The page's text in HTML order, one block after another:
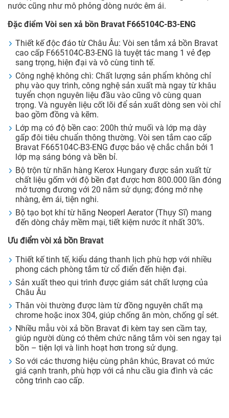
nước cũng như mô phỏng dòng nước êm ái.
Đặc điểm Vòi sen xả bồn Bravat F665104C-B3-ENG
Thiết kế độc đáo từ Châu Âu: Vòi sen tắm xả bồn Bravat
cao cấp F665104C-B3-ENG là tuyệt tác mang 1 vẻ đẹp
sang trọng, hiện đại và vô cùng tinh tế.
Công nghệ không chì: Chất lượng sản phẩm không chỉ
phụ vào quy trình, công nghệ sản xuất mà ngay từ khâu
tuyển chọn nguyên liệu đầu vào cũng vô cùng quan
trọng. Và nguyên liệu cốt lõi để sản xuất dòng sen vòi chỉ
bao gồm đồng và kẽm.
Lớp mạ có độ bền cao: 200h thử muối và lớp mạ dày
gấp đôi tiêu chuẩn thông thường. Vòi sen tắm cao cấp
Bravat F665104C-B3-ENG được bảo vệ chắc chắn bởi 1
lớp mạ sáng bóng và bền bỉ.
Bộ trộn từ nhãn hàng Kerox Hungary được sản xuất từ
chất liệu gốm với độ bền đạt được hơn 800.000 lần đóng
mở tương đương với 20 năm sử dụng; đóng mở nhẹ
nhàng, êm ái, tiện nghi.
Bộ tạo bọt khí từ hãng Neoperl Aerator (Thụy Sĩ) mang
đến dòng chảy mềm mại, tiết kiệm nước ít nhất 30%.
Ưu điểm vòi xả bồn Bravat
Thiết kế tinh tế, kiểu dáng thanh lịch phù hợp với nhiều
phong cách phòng tắm từ cổ điển đến hiện đại.
Sản xuất theo qui trình được giám sát chất lượng của
Châu Âu
Thân vòi thường được làm từ đồng nguyên chất mạ
chrome hoặc inox 304, giúp chống ăn mòn, chống gỉ sét.
Nhiều mẫu vòi xả bồn Bravat đi kèm tay sen cầm tay,
giúp người dùng có thêm chức năng tắm vòi sen ngay tại
bồn – tiện lợi và linh hoạt hơn trong sử dụng.
So với các thương hiệu cùng phân khúc, Bravat có mức
giá cạnh tranh, phù hợp với cả nhu cầu gia đình và các
công trình cao cấp.